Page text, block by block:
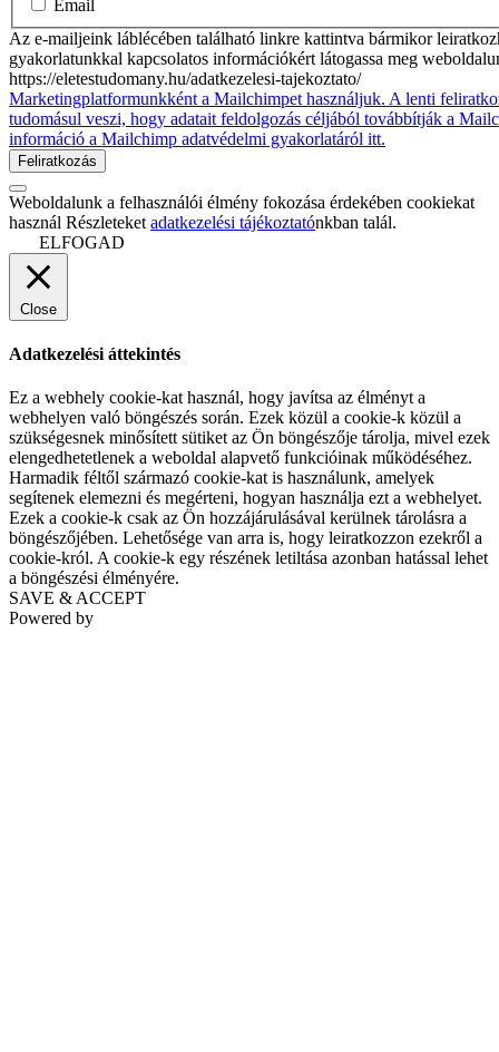
Email
Az e-mailjeink láblécében található linkre kattintva bármikor
gyakorlatunkkal kapcsolatos információkért látogassa meg
https://eletestudomany.hu/adatkezelesi-tajekoztato/
Marketingplatformunkként a Mailchimpet használjuk. A lenti
tudomásul veszi, hogy adatait feldolgozás céljából továbbítják a
információ a Mailchimp adatvédelmi gyakorlatáról itt.
Weboldalunk a felhasználói élmény fokozása érdekében cookiekat
használ Részleteket adatkezelési tájékoztatónkban talál.
ELFOGAD
Close
Adatkezelési áttekintés
Ez a webhely cookie-kat használ, hogy javítsa az élményt a
webhelyen való böngészés során. Ezek közül a cookie-k közül a
szükségesnek minősített sütiket az Ön böngészője tárolja, mivel ezek
elengedhetetlenek a weboldal alapvető funkcióinak működéséhez.
Harmadik féltől származó cookie-kat is használunk, amelyek
segítenek elemezni és megérteni, hogyan használja ezt a webhelyet.
Ezek a cookie-k csak az Ön hozzájárulásával kerülnek tárolásra a
böngészőjében. Lehetősége van arra is, hogy leiratkozzon ezekről a
cookie-król. A cookie-k egy részének letiltása azonban hatással lehet
a böngészési élményére.
SAVE & ACCEPT
Powered by